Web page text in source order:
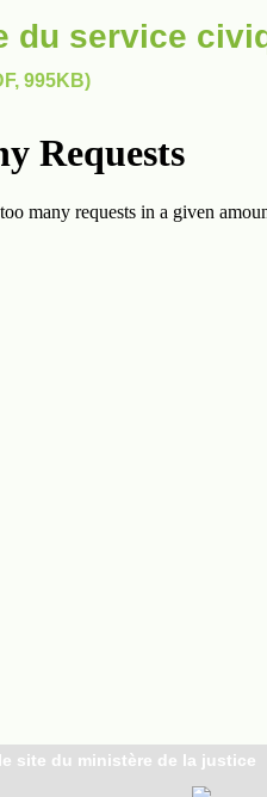
du service
995KB)
site du ministère de la justice